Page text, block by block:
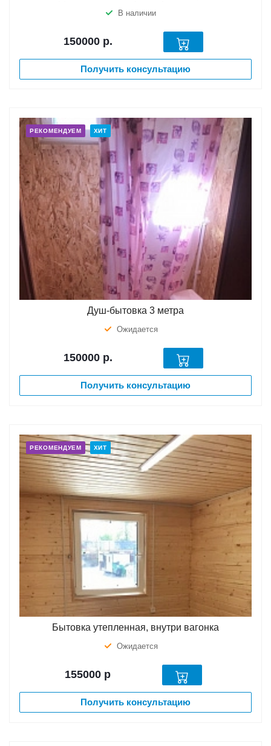
В наличии
150000 р.
Получить консультацию
РЕКОМЕНДУЕМ ХИТ
Душ-бытовка 3 метра
Ожидается
150000 р.
Получить консультацию
РЕКОМЕНДУЕМ ХИТ
Бытовка утепленная, внутри вагонка
Ожидается
155000 р
Получить консультацию